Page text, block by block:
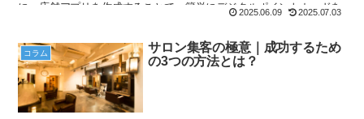
に、店舗アプリを作成することで、簡単にデジタルポイントカードを
導入できる方法についても触れていきます。 お客様の利便性を高め、
きましょう。
2025.06.09 2025.07.03
コラム
サロン集客の極意｜成功するため
の3つの方法とは？